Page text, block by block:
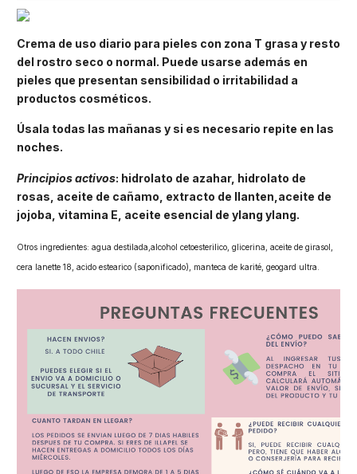
Crema de uso diario para pieles con zona T grasa y resto
del rostro seco o normal. Puede usarse además en
pieles que presentan sensibilidad o irritabilidad a
productos cosméticos.
Úsala todas las mañanas y si es necesario repite en las
noches.
Principios activos: hidrolato de azahar, hidrolato de
rosas, aceite de cañamo, extracto de llanten,aceite de
jojoba, vitamina E, aceite esencial de ylang ylang.
Otros ingredientes: agua destilada,alcohol cetoesterilico, glicerina, aceite de girasol,
cera lanette 18, acido estearico (saponificado), manteca de karité, geogard ultra.